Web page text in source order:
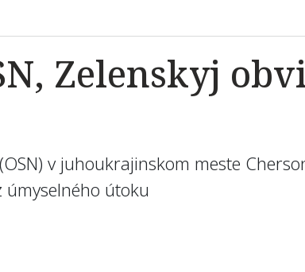
Zelenskyj
v juhoukrajinskom meste
útoku